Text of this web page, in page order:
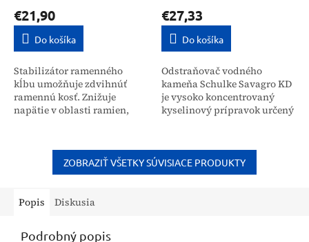
€21,90
Do košíka
Stabilizátor ramenného
kĺbu umožňuje zdvihnúť
ramennú kosť. Znižuje
napätie v oblasti ramien,
túto časť tela. Ramenný...
€27,33
Do košíka
Odstraňovač vodného
kameňa Schulke Savagro KD
je vysoko koncentrovaný
kyselinový prípravok určený
tankov a uzavretých
zariadení....
ZOBRAZIŤ VŠETKY SÚVISIACE PRODUKTY
Popis Diskusia
Podrobný popis